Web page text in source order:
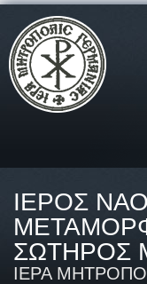
ΙΕΡΟΣ
ΣΩΤΗΡΟΣ
ΙΕΡΑ